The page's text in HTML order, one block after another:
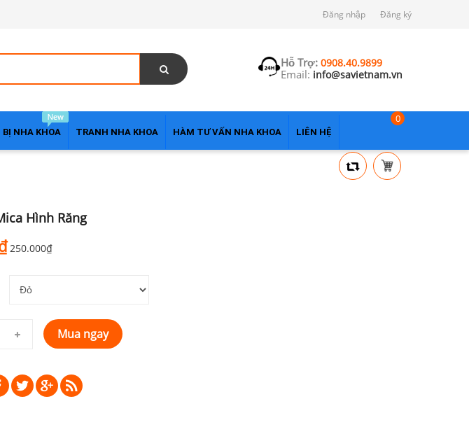
Đăng nhập Đăng ký
Hỗ Trợ:0908.40.9899
Email: info@savietnam.vn
NHA KHOA TRANH NHA KHOA HÀM TƯ VẤN NHA KHOA LIÊN HỆ
0
Hình Răng
250.000₫
Mua ngay